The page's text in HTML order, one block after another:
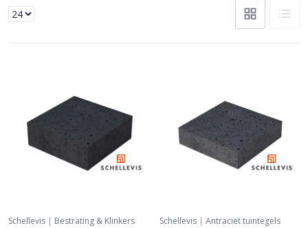
Schellevis | Bestrating & Klinkers Schellevis| Antraciet tuintegels